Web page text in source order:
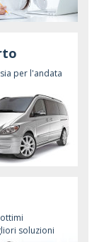
per l'andata
soluzioni